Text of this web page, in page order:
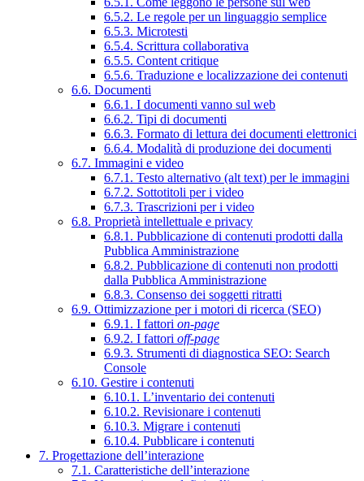
6.5.2. Le regole per un linguaggio semplice
6.5.3. Microtesti
6.5.4. Scrittura collaborativa
6.5.5. Content critique
6.5.6. Traduzione e localizzazione dei contenuti
6.6. Documenti
6.6.1. I documenti vanno sul web
6.6.2. Tipi di documenti
6.6.3. Formato di lettura dei documenti elettronici
6.6.4. Modalità di produzione dei documenti
6.7. Immagini e video
6.7.1. Testo alternativo (alt text) per le immagini
6.7.2. Sottotitoli per i video
6.7.3. Trascrizioni per i video
6.8. Proprietà intellettuale e privacy
6.8.1. Pubblicazione di contenuti prodotti dalla
Pubblica Amministrazione
6.8.2. Pubblicazione di contenuti non prodotti
dalla Pubblica Amministrazione
6.8.3. Consenso dei soggetti ritratti
6.9. Ottimizzazione per i motori di ricerca (SEO)
6.9.1. I fattori on-page
6.9.2. I fattori off-page
6.9.3. Strumenti di diagnostica SEO: Search
Console
6.10. Gestire i contenuti
6.10.1. L’inventario dei contenuti
6.10.2. Revisionare i contenuti
6.10.3. Migrare i contenuti
6.10.4. Pubblicare i contenuti
7. Progettazione dell’interazione
7.1. Caratteristiche dell’interazione